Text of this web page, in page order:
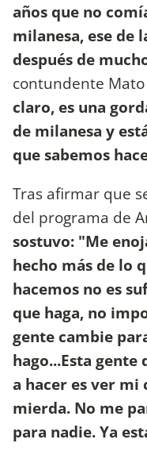
años que no
milanesa, ese de
después de
contundente
claro, es una
de milanesa y
que sabemos
Tras afirmar que
del programa de
sostuvo: "Me
hecho más de lo
hacemos no es
que haga, no
gente cambie
hago...Esta
a hacer es ver mi
mierda. No me
para nadie. Ya